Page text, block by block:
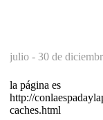
julio - 30 de
la página es
http://
caches.html